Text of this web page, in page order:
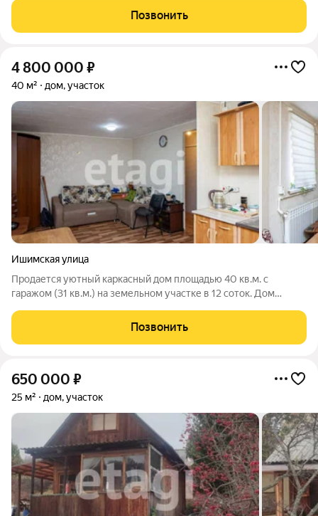
участке баня, 2 контейнера, гараж, беседка, погреб, скважина,
тупиковый участок,
Позвонить
4 800 000 ₽
40 м² дом, участок
Ишимская улица
Продается уютный каркасный дом площадью 40 кв.м. с
гаражом (31 кв.м.) на земельном участке в 12 соток. Дом
город. Это крайний дом на улице, рядом нет соседей, что
гарантирует тишину и спокойствие
Позвонить
650 000 ₽
25 м² дом, участок